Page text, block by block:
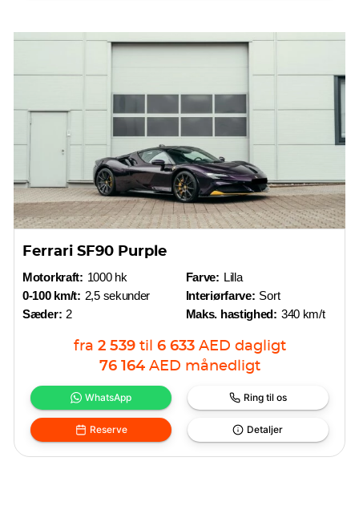
Ferrari SF90 Purple
Motorkraft: 1000 hk
0-100 km/t: 2,5 sekunder
Sæder: 2
Farve: Lilla
Interiørfarve: Sort
Maks. hastighed: 340 km/t
fra 2 539 til 6 633 AED dagligt
76 164 AED månedligt
WhatsApp Ring til os
Reserve Detaljer